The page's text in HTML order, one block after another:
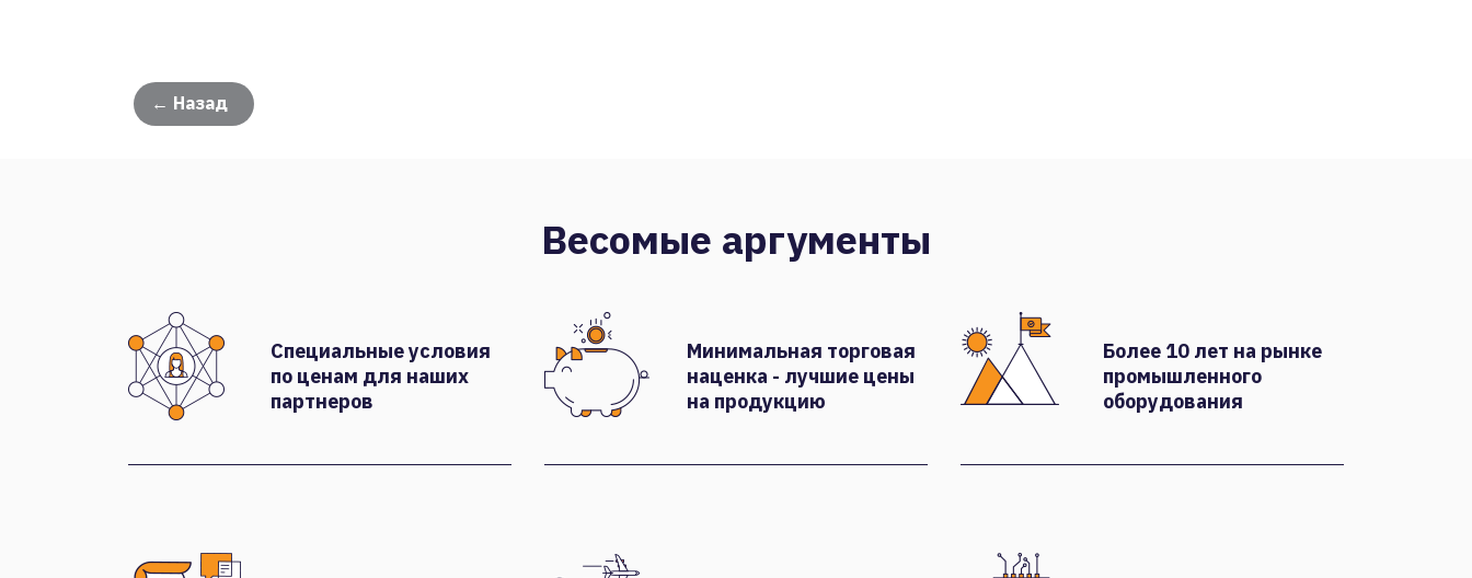
← Назад
Весомые аргументы
Специальные условия
по ценам для наших
партнеров
Минимальная торговая
наценка - лучшие цены
на продукцию
Более 10 лет на рынке
промышленного
оборудования